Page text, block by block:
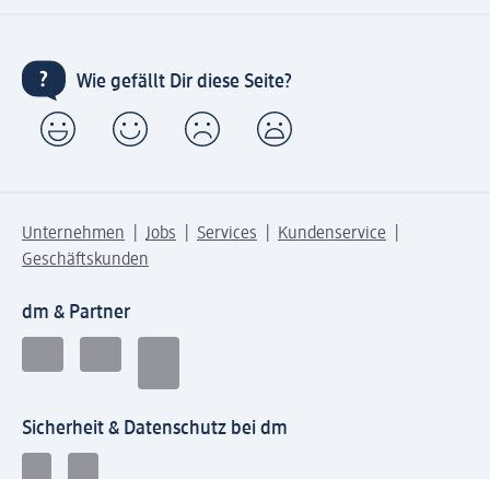
Wie gefällt Dir diese Seite?
Unternehmen Jobs Services
Kundenservice
Geschäftskunden
dm & Partner
Sicherheit & Datenschutz bei dm